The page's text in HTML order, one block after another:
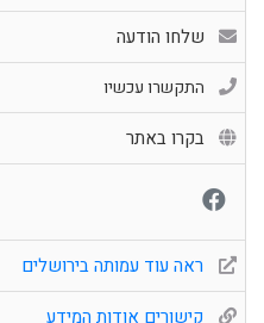
שלחו הודעה
התקשרו עכשיו
בקרו באתר
ראה עוד עמותה בירושלים
קישורים אודות המידע